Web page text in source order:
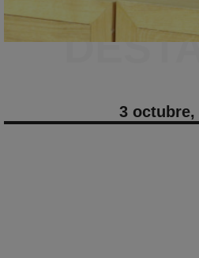
3 octubre,